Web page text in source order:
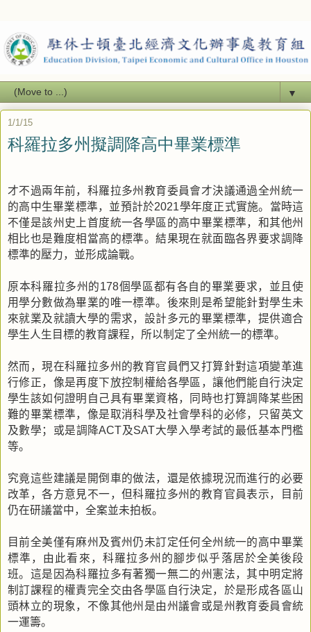
▼
1/1/15
科羅拉多州擬調降高中畢業標準
才不過兩年前，科羅拉多州教育委員會才決議通過全州統一
的高中生畢業標準，並預計於2021學年度正式實施。當時這
不僅是該州史上首度統一各學區的高中畢業標準，和其他州
相比也是難度相當高的標準。結果現在就面臨各界要求調降
標準的壓力，並形成論戰。
原本科羅拉多州的178個學區都有各自的畢業要求，並且使
用學分數做為畢業的唯一標準。後來則是希望能針對學生未
來就業及就讀大學的需求，設計多元的畢業標準，提供適合
學生人生目標的教育課程，所以制定了全州統一的標準。
然而，現在科羅拉多州的教育官員們又打算針對這項變革進
行修正，像是再度下放控制權給各學區，讓他們能自行決定
學生該如何證明自己具有畢業資格，同時也打算調降某些困
難的畢業標準，像是取消科學及社會學科的必修，只留英文
及數學；或是調降ACT及SAT大學入學考試的最低基本門檻
等。
究竟這些建議是開倒車的做法，還是依據現況而進行的必要
改革，各方意見不一，但科羅拉多州的教育官員表示，目前
仍在研議當中，全案並未拍板。
目前全美僅有麻州及賓州仍未訂定任何全州統一的高中畢業
標準，由此看來，科羅拉多州的腳步似乎落居於全美後段
班。這是因為科羅拉多有著獨一無二的州憲法，其中明定將
制訂課程的權責完全交由各學區自行決定，於是形成各區山
頭林立的現象，不像其他州是由州議會或是州教育委員會統
一運籌。